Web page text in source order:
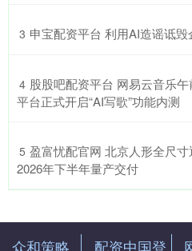
3 申宝配资平台 利用AI造谣诋
4 股股吧配资平台 网易云音乐
平台正式开启“AI写歌”功能内测
5 盈富忧配官网 北京人形全尺
2026年下半年量产交付
众和策略 配资中国登